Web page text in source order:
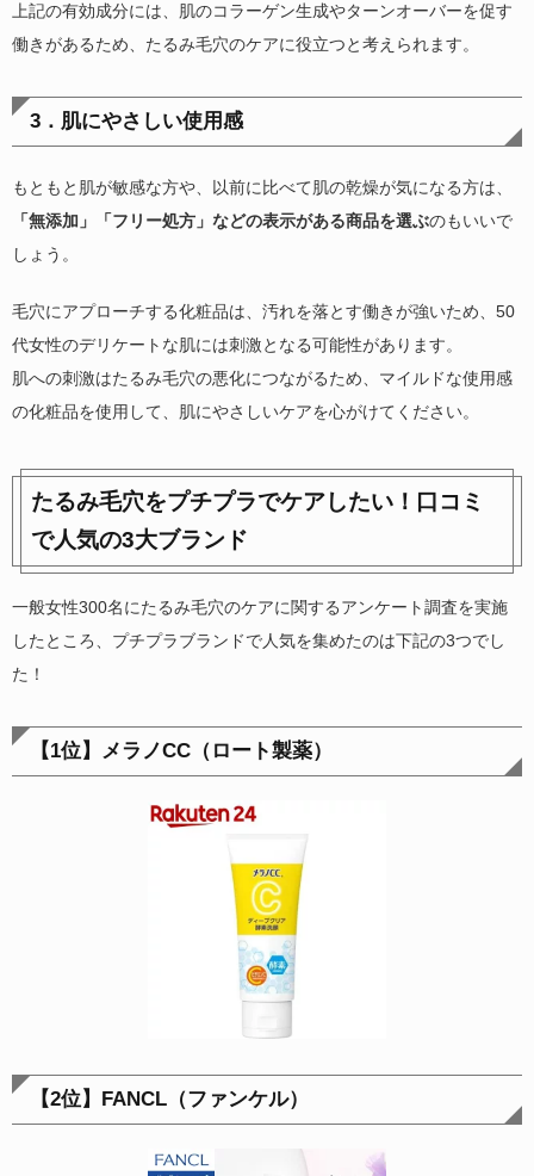
上記の有効成分には、肌のコラーゲン生成やターンオーバーを促す
働きがあるため、たるみ毛穴のケアに役立つと考えられます。
3．肌にやさしい使用感
もともと肌が敏感な方や、以前に比べて肌の乾燥が気になる方は、
「無添加」「フリー処方」などの表示がある商品を選ぶのもいいで
しょう。
毛穴にアプローチする化粧品は、汚れを落とす働きが強いため、50
代女性のデリケートな肌には刺激となる可能性があります。
肌への刺激はたるみ毛穴の悪化につながるため、マイルドな使用感
の化粧品を使用して、肌にやさしいケアを心がけてください。
たるみ毛穴をプチプラでケアしたい！口コミ
で人気の3大ブランド
一般女性300名にたるみ毛穴のケアに関するアンケート調査を実施
したところ、プチプラブランドで人気を集めたのは下記の3つでし
た！
【1位】メラノCC（ロート製薬）
【2位】FANCL（ファンケル）